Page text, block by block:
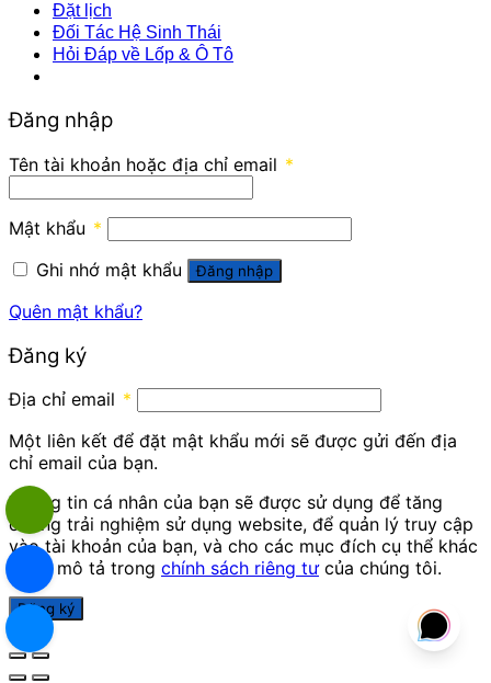
Đặt lịch
Đối Tác Hệ Sinh Thái
Hỏi Đáp về Lốp & Ô Tô
Đăng nhập
Tên tài khoản hoặc địa chỉ email *
Mật khẩu *
Ghi nhớ mật khẩu
Đăng nhập
Quên mật khẩu?
Đăng ký
Địa chỉ email *
Một liên kết để đặt mật khẩu mới sẽ được gửi đến địa
chỉ email của bạn.
Thông tin cá nhân của bạn sẽ được sử dụng để tăng
cường trải nghiệm sử dụng website, để quản lý truy cập
vào tài khoản của bạn, và cho các mục đích cụ thể khác
được mô tả trong chính sách riêng tưcủa chúng tôi.
Đăng ký